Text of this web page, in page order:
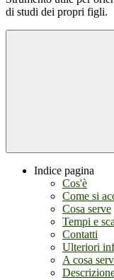
di studi dei propri figli.
Indice pagina
Cos'è
Come si
Cosa serve
Tempi e
Contatti
Ulteriori
A cosa